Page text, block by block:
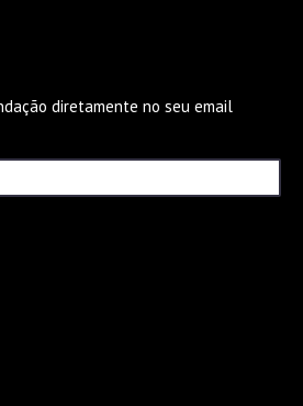
diretamente no seu email